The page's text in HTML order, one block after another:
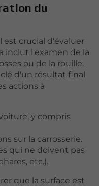
du
est crucial d'évaluer
inclut l'examen de la
ou de la rouille.
d'un résultat final
actions à
y compris
sur la carrosserie.
qui ne doivent pas
etc.).
que la surface est